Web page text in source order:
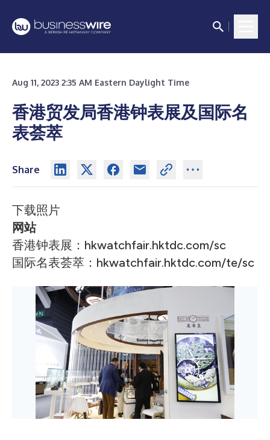
Aug 11, 2023 2:35 AM Eastern Daylight Time
香港贸发局香港钟表展及国际名
表荟萃
Share
下载照片
网站
香港钟表展： hkwatchfair.hktdc.com/sc
国际名表荟萃： hkwatchfair.hktdc.com/te/sc